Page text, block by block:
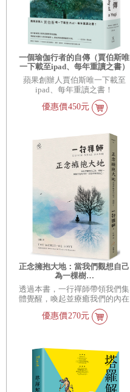
一個瑜伽行者的自傳（賈伯斯唯
一下載至ipad、每年重讀之書）
蘋果創辦人賈伯斯唯一下載至
ipad、每年重讀之書！
優惠價450元
正念擁抱大地：當我們觀想自己
為一棵樹…
透過本書，一行禪師帶領我們集
體覺醒，喚起並療癒我們的內在
宇宙，讓我們生活中的每一刻都
成為禪修的時刻。
優惠價270元